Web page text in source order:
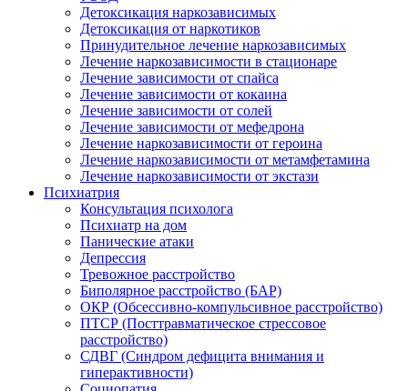
Детоксикация наркозависимых
Детоксикация от наркотиков
Принудительное лечение наркозависимых
Лечение наркозависимости в стационаре
Лечение зависимости от спайса
Лечение зависимости от кокаина
Лечение зависимости от солей
Лечение зависимости от мефедрона
Лечение наркозависимости от героина
Лечение наркозависимости от метамфетамина
Лечение наркозависимости от экстази
Психиатрия
Консультация психолога
Психиатр на дом
Панические атаки
Депрессия
Тревожное расстройство
Биполярное расстройство (БАР)
ОКР (Обсессивно-компульсивное расстройство)
ПТСР (Посттравматическое стрессовое
расстройство)
СДВГ (Синдром дефицита внимания и
гиперактивности)